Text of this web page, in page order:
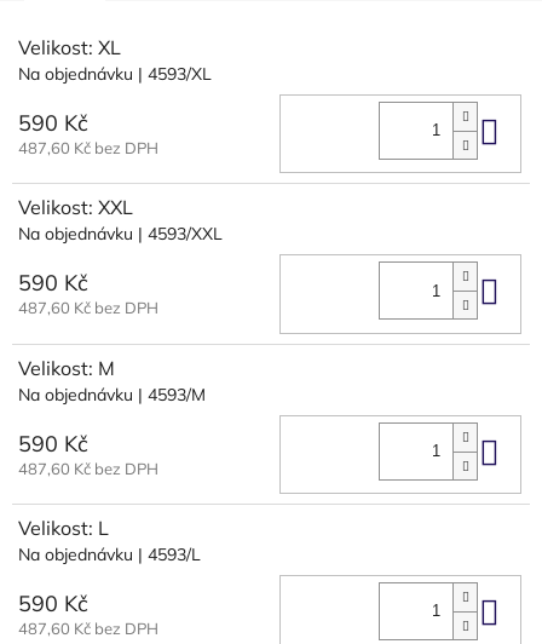
Velikost: XL
Na objednávku | 4593/XL
590 Kč
487,60 Kč bez DPH Do
Velikost: XXL
Na objednávku | 4593/XXL
590 Kč
487,60 Kč bez DPH Do
Velikost: M
Na objednávku | 4593/M
590 Kč
487,60 Kč bez DPH Do
Velikost: L
Na objednávku | 4593/L
590 Kč
487,60 Kč bez DPH Do